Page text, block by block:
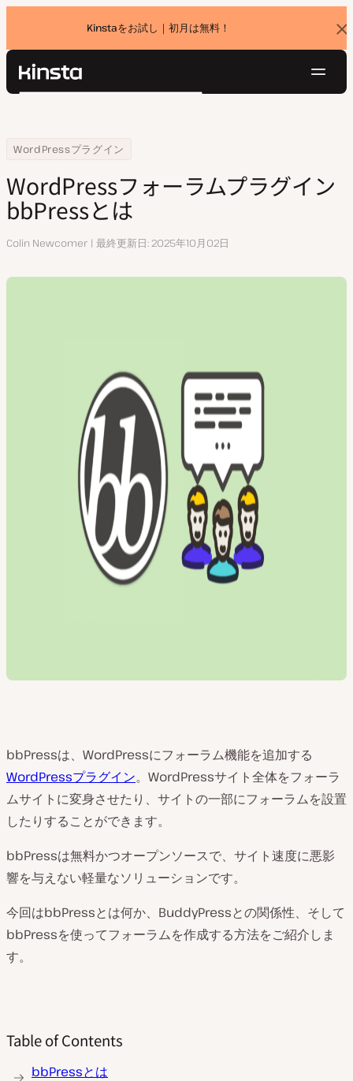
Kinstaをお試し｜初月は無料！
バ
ナ
Kinsta®
ョ
価格設定
お問い合わせ
検
Home
リソースセンター
WordPressプラグイン
WordPressフォーラムプラグインbbPressとは
WordPressフォーラムプラグイン
bbPressとは
執
Colin Newcomer 最終更新日 2025年10月02日
bbPressは、WordPressにフォーラム機能を追加する
WordPressプラグイン。WordPressサイト全体をフォーラ
ムサイトに変身させたり、サイトの一部にフォーラムを設置
したりすることができます。
bbPressは無料かつオープンソースで、サイト速度に悪影
響を与えない軽量なソリューションです。
今回はbbPressとは何か、BuddyPressとの関係性、そして
bbPressを使ってフォーラムを作成する方法をご紹介しま
す。
Table of Contents
bbPressとは